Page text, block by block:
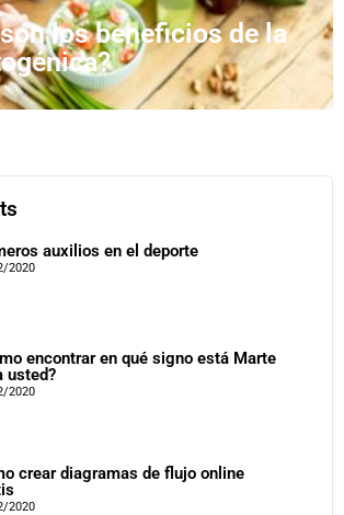
los beneficios de la
auxilios en el deporte
2020
encontrar en qué signo está Marte
usted?
2020
crear diagramas de flujo online
2020